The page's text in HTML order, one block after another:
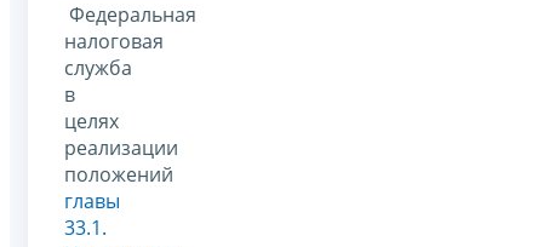
Федеральная
налоговая
служба
в
целях
реализации
положений
главы
33.1.